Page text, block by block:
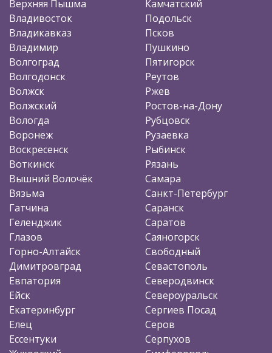
Верхняя Пышма
Владивосток
Владикавказ
Владимир
Волгоград
Волгодонск
Волжск
Волжский
Вологда
Воронеж
Воскресенск
Воткинск
Вышний Волочёк
Вязьма
Гатчина
Геленджик
Глазов
Горно-Алтайск
Димитровград
Евпатория
Ейск
Екатеринбург
Елец
Ессентуки
Камчатский
Подольск
Псков
Пушкино
Пятигорск
Реутов
Ржев
Ростов-на-Дону
Рубцовск
Рузаевка
Рыбинск
Рязань
Самара
Санкт-Петербург
Саранск
Саратов
Саяногорск
Свободный
Севастополь
Северодвинск
Североуральск
Сергиев Посад
Серов
Серпухов